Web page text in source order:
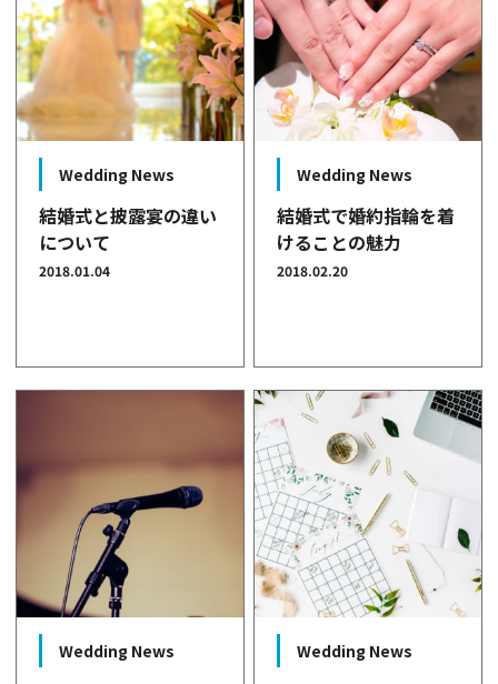
Wedding News
結婚式と披露宴の違い
について
2018.01.04
Wedding News
結婚式で婚約指輪を着
けることの魅力
2018.02.20
Wedding News Wedding News